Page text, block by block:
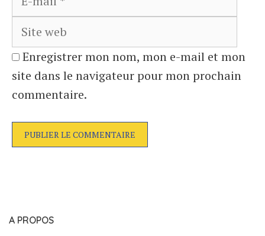
Enregistrer mon nom, mon e-mail et mon
site dans le navigateur pour mon prochain
commentaire.
A PROPOS